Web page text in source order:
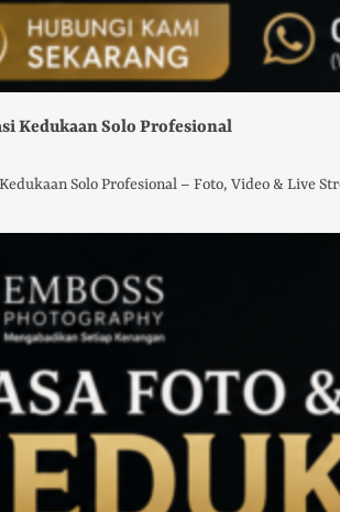
Kedukaan Solo Profesional
Solo Profesional – Foto, Video & Live